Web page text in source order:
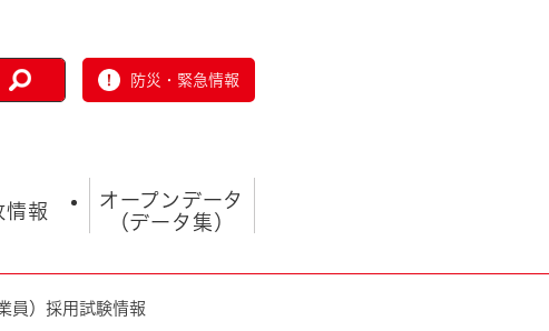
防災・緊急情報
働
情報
オープンデータ
（データ集）
員）採用試験情報